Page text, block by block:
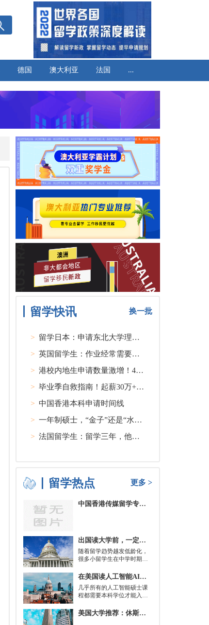
德国 澳大利亚 法国 ...
留学快讯 换一批
>
留学日本：申请东北大学理工类硕士课程大多要求先获得教授内诺
>
英国留学生：作业经常需要熬夜完成
>
港校内地生申请数量激增！40人抢1学位？
>
毕业季自救指南！起薪30万+ 不愧是00后都偏爱的留学国家TOP1
> 中国香港本科申请时间线
>
一年制硕士，“金子”还是“水货”？
>
法国留学生：留学三年，他在孤独中找到内心的力量
留学热点 更多 >
中国香港传媒留学专业分类及申请要求
出国读大学前，一定要培养的基本生活技能有哪些？
随着留学趋势越发低龄化，
很多小留学生在中学时期就
其实都是为了大学生活做准
在美国读人工智能AI硕士入学条件及大学推荐
几乎所有的人工智能硕士课
程都需要本科学位才能入
需要特定领域的本科学位。
美国大学推荐：休斯顿的大学